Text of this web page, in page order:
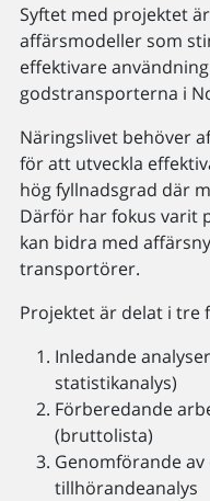
Syftet med projektet
affärsmodeller som
effektivare
godstransporterna i
Näringslivet behöver
för att utveckla
hög fyllnadsgrad där
Därför har fokus varit
kan bidra med
transportörer.
Projektet är delat i tre
Inledande
statistikanalys)
Förberedande
(bruttolista)
Genomförande
tillhörandeanalys